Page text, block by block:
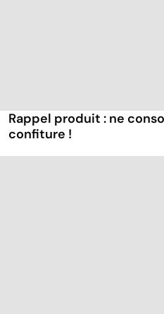
Rappel produit : ne
confiture !